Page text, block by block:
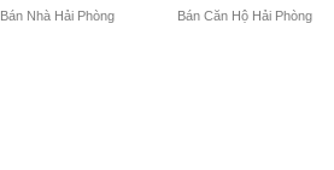
Bán Nhà Hải Phòng
Bán Căn Hộ Hải Phòng